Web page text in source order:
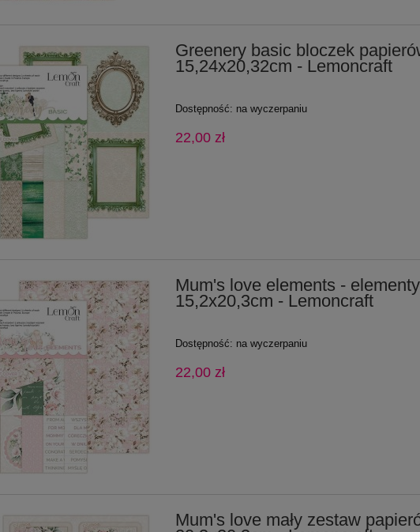
Greenery basic bloczek
15,24x20,32cm - Lemoncraft
Dostępność: na wyczerpaniu
22,00 zł
Mum's love elements -
15,2x20,3cm - Lemoncraft
Dostępność: na wyczerpaniu
22,00 zł
Mum's love mały zestaw